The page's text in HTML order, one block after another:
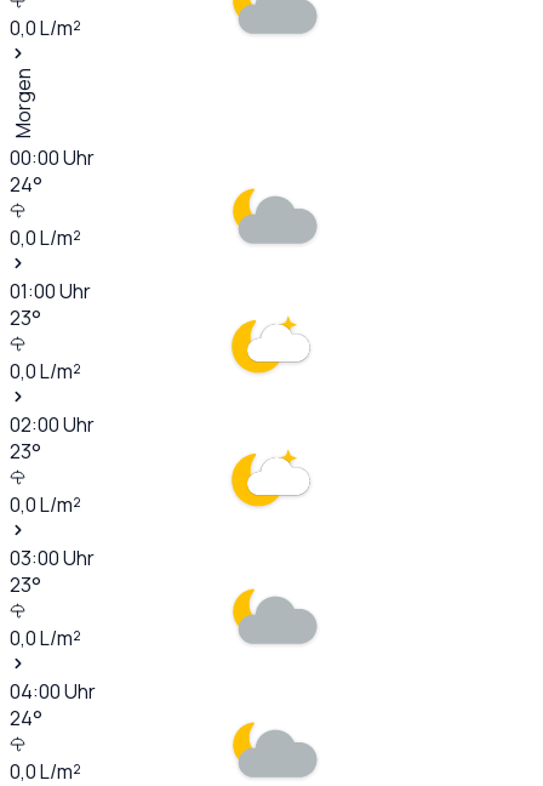
0,0L/m²
Morgen
00:00Uhr
24°
0,0L/m²
01:00Uhr
23°
0,0L/m²
02:00Uhr
23°
0,0L/m²
03:00Uhr
23°
0,0L/m²
04:00Uhr
24°
0,0L/m²